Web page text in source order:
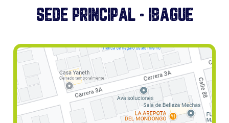
SEDE PRINCIPAL - IBAGUE